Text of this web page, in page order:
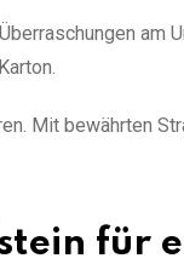
am
Mit bewährten
für